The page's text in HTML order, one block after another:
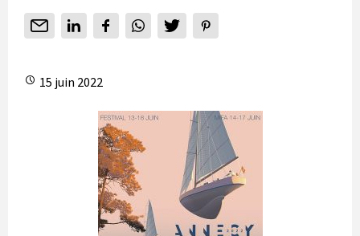
15 juin 2022